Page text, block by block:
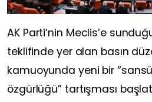
AK Parti’nin Meclis’e
teklifinde yer alan basın
kamuoyunda yeni bir
özgürlüğü” tartışması